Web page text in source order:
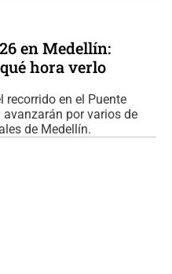
en Medellín:
hora verlo
en el Puente
por varios de
de Medellín.